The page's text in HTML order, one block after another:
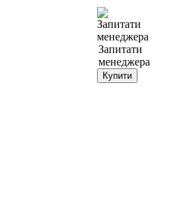
Запитати
менеджера
Купити